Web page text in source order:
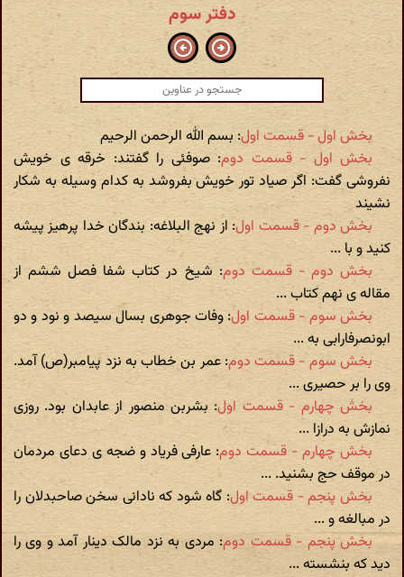
دفتر سوم
بخش اول - قسمت اول: بسم الله الرحمن الرحیم
بخش اول - قسمت دوم: صوفئی را گفتند: خرقه ی خویش
نفروشی گفت: اگر صیاد تور خویش بفروشد به کدام وسیله به شکار
نشیند
بخش دوم - قسمت اول: از نهج البلاغه: بندگان خدا پرهیز پیشه
کنید و با ...
بخش دوم - قسمت دوم: شیخ در کتاب شفا فصل ششم از
مقاله ی نهم کتاب ...
بخش سوم - قسمت اول: وفات جوهری بسال سیصد و نود و دو
ابونصرفارابی به ...
بخش سوم - قسمت دوم: عمر بن خطاب به نزد پیامبر(ص) آمد.
وی را بر حصیری ...
بخش چهارم - قسمت اول: بشربن منصور از عابدان بود. روزی
نمازش به درازا ...
بخش چهارم - قسمت دوم: عارفی فریاد و ضجه ی دعای مردمان
در موقف حج بشنید. ...
بخش پنجم - قسمت اول: گاه شود که نادانی سخن صاحبدلان را
در مبالغه و ...
بخش پنجم - قسمت دوم: مردی به نزد مالک دینار آمد و وی را
دید که بنشسته ...